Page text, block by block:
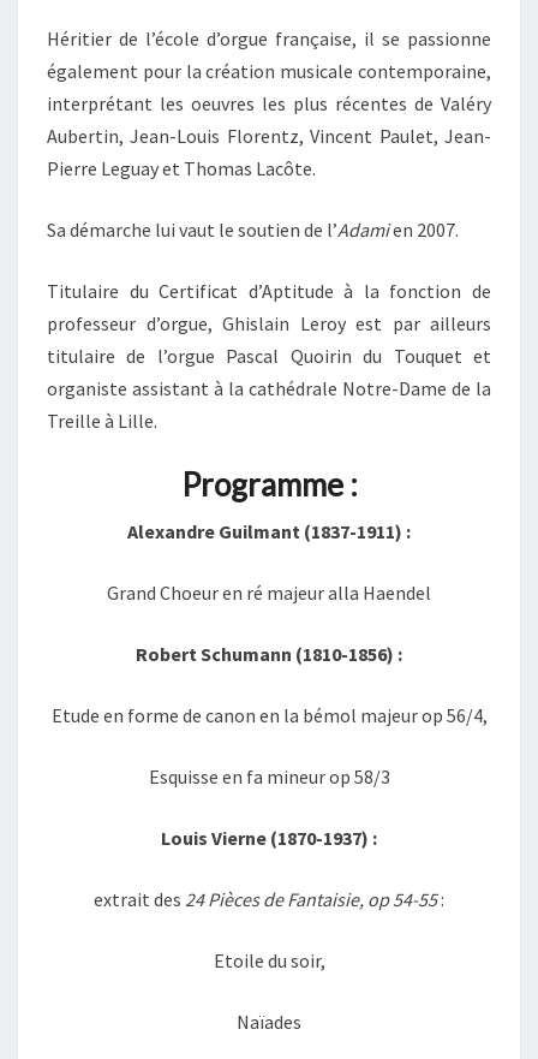
Héritier de l’école d’orgue française, il se passionne
également pour la création musicale contemporaine,
interprétant les oeuvres les plus récentes de Valéry
Aubertin, Jean-Louis Florentz, Vincent Paulet, Jean-
Pierre Leguay et Thomas Lacôte.
Sa démarche lui vaut le soutien de l’Adamien 2007.
Titulaire du Certificat d’Aptitude à la fonction de
professeur d’orgue, Ghislain Leroy est par ailleurs
titulaire de l’orgue Pascal Quoirin du Touquet et
organiste assistant à la cathédrale Notre-Dame de la
Treille à Lille.
Programme :
Alexandre Guilmant (1837-1911) :
Grand Choeur en ré majeur alla Haendel
Robert Schumann (1810-1856) :
Etude en forme de canon en la bémol majeur op 56/4,
Esquisse en fa mineur op 58/3
Louis Vierne (1870-1937) :
extrait des 24 Pièces de Fantaisie, op 54-55:
Etoile du soir,
Naïades